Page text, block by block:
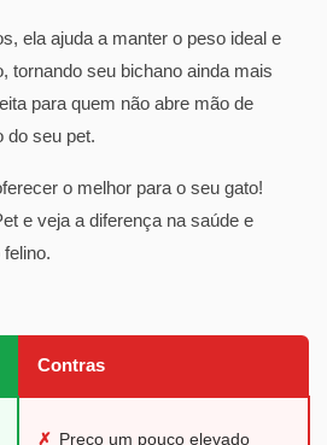
ela ajuda a manter o peso ideal e
tornando seu bichano ainda mais
para quem não abre mão de
do seu pet.
o melhor para o seu gato!
e veja a diferença na saúde e
Contras
✗ Preço um pouco elevado